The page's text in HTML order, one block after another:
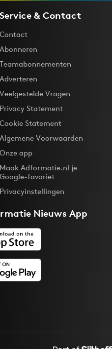
Service & Contact
Contact
Abonneren
Teamabonnementen
Adverteren
Veelgestelde Vragen
Privacy Statement
Cookie Statement
Algemene Voorwaarden
Onze app
Maak Adformatie.nl je
Google-favoriet
Privacyinstellingen
Nieuws App